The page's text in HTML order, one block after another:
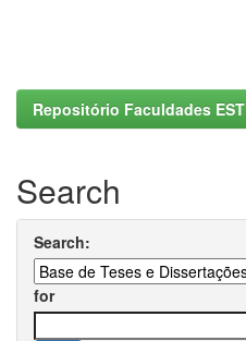
Repositório Faculdades EST
Search
Search:
for